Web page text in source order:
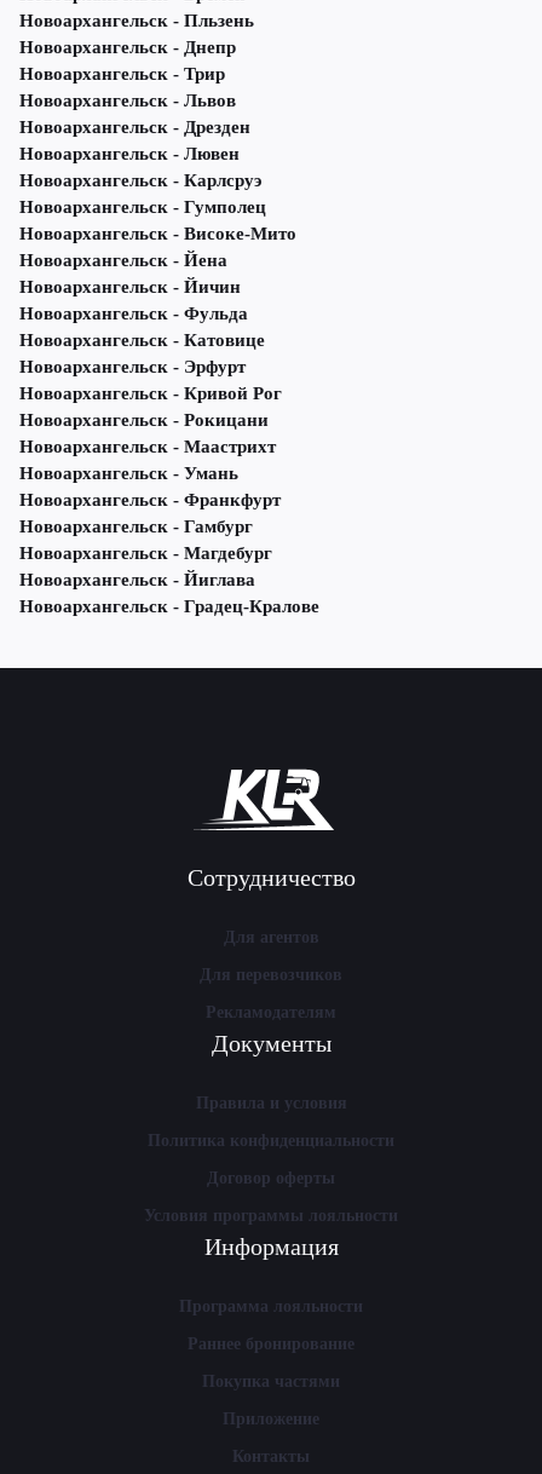
Новоархангельск - Пльзень
Новоархангельск - Днепр
Новоархангельск - Трир
Новоархангельск - Львов
Новоархангельск - Дрезден
Новоархангельск - Лювен
Новоархангельск - Карлсруэ
Новоархангельск - Гумполец
Новоархангельск - Високе-Мито
Новоархангельск - Йена
Новоархангельск - Йичин
Новоархангельск - Фульда
Новоархангельск - Катовице
Новоархангельск - Эрфурт
Новоархангельск - Кривой Рог
Новоархангельск - Рокицани
Новоархангельск - Маастрихт
Новоархангельск - Умань
Новоархангельск - Франкфурт
Новоархангельск - Гамбург
Новоархангельск - Магдебург
Новоархангельск - Йиглава
Новоархангельск - Градец-Кралове
Сотрудничество
Для агентов
Для перевозчиков
Рекламодателям
Документы
Правила и условия
Политика конфиденциальности
Договор оферты
Условия программы лояльности
Информация
Программа лояльности
Раннее бронирование
Покупка частями
Приложение
Контакты